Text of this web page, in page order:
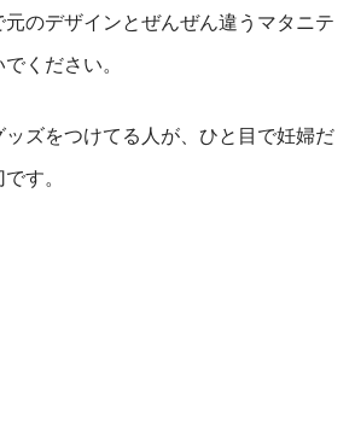
のデザインとぜんぜん違うマタニテ
ください。
ズをつけてる人が、ひと目で妊婦だ
す。